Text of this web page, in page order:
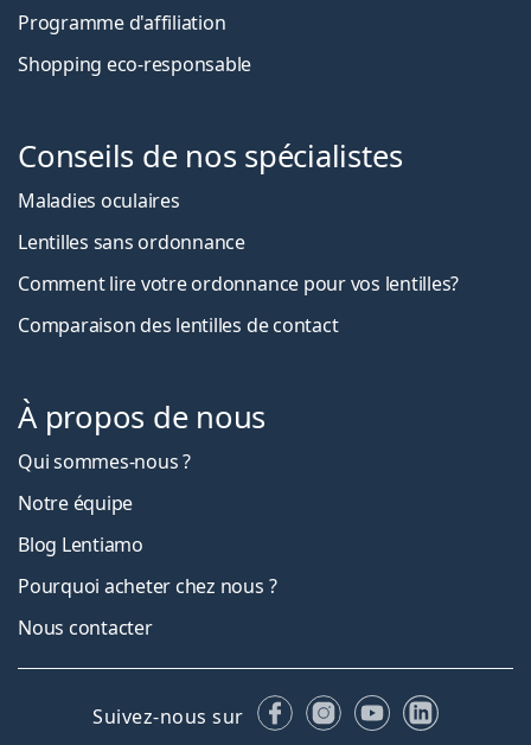
Programme d'affiliation
Shopping eco-responsable
Conseils de nos spécialistes
Maladies oculaires
Lentilles sans ordonnance
Comment lire votre ordonnance pour vos lentilles?
Comparaison des lentilles de contact
À propos de nous
Qui sommes-nous ?
Notre équipe
Blog Lentiamo
Pourquoi acheter chez nous ?
Nous contacter
Suivez-nous sur FacebookInstagram
YouTubeLinkedIn